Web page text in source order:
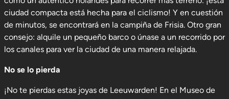
ciudad compacta está hecha para el ciclismo! Y en cuestión
de minutos, se encontrará en la campiña de Frisia. Otro gran
consejo: alquile un pequeño barco o únase a un recorrido por
los canales para ver la ciudad de una manera relajada.
No se lo pierda
¡No te pierdas estas joyas de Leeuwarden! En el Museo de